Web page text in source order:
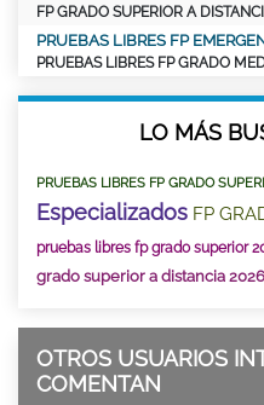
FP GRADO SUPERIOR A
PRUEBAS LIBRES FP
PRUEBAS LIBRES FP GRADO
LO MÁS
PRUEBAS LIBRES FP GRADO
Especializados FP
pruebas libres fp grado superior
grado superior a distancia 2026
OTROS USUARIOS
COMENTAN